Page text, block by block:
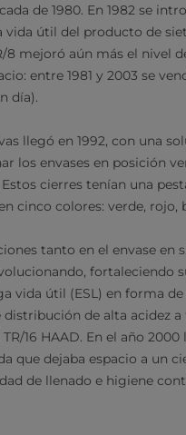
de 1980. En 1982 se
útil del producto de
8 mejoró aún más el nivel
entre 1981 y 2003 se
día).
llegó en 1992, con una
los envases en posición
cierres tenían una
cinco colores: verde, rojo,
tanto en el envase
fortaleciendo
vida útil (ESL) en forma
de alta acidez
16 HAAD. En el año 2000
que dejaba espacio a un
de llenado e higiene